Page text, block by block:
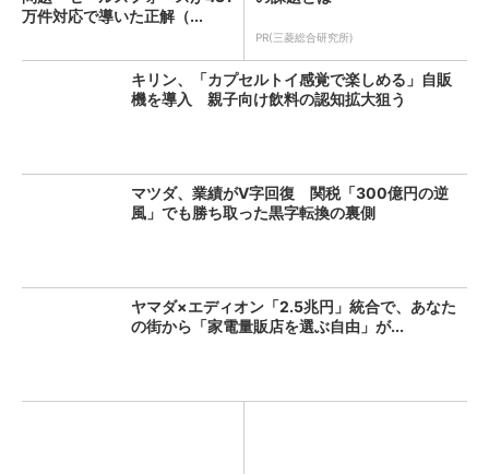
万件対応で導いた正解（...
PR(三菱総合研究所)
キリン、「カプセルトイ感覚で楽しめる」自販
機を導入 親子向け飲料の認知拡大狙う
マツダ、業績がV字回復 関税「300億円の逆
風」でも勝ち取った黒字転換の裏側
ヤマダ×エディオン「2.5兆円」統合で、あなた
の街から「家電量販店を選ぶ自由」が...